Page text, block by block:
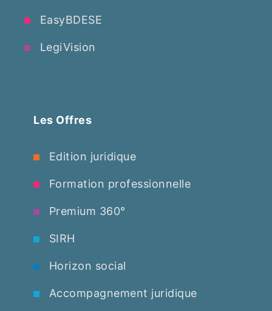
EasyBDESE
LegiVision
Les Offres
Edition juridique
Formation professionnelle
Premium 360°
SIRH
Horizon social
Accompagnement juridique